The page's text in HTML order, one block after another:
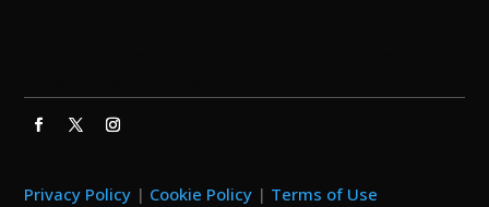
Privacy Policy | Cookie Policy | Terms of Use